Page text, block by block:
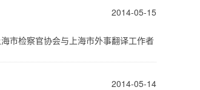
2014-05-15
市检察官协会与上海市外事翻译工作者
2014-05-14